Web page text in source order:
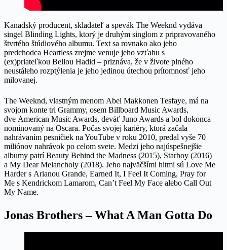
Kanadský producent, skladateľ a spevák The Weeknd vydáva
singel Blinding Lights, ktorý je druhým singlom z pripravovaného
štvrtého štúdiového albumu. Text sa rovnako ako jeho
predchodca Heartless zrejme venuje jeho vzťahu s
(ex)priateľkou Bellou Hadid – priznáva, že v živote plného
neustáleho rozptýlenia je jeho jedinou útechou prítomnosť jeho
milovanej.
The Weeknd, vlastným menom Abel Makkonen Tesfaye, má na
svojom konte tri Grammy, osem Billboard Music Awards,
dve American Music Awards, deväť Juno Awards a bol dokonca
nominovaný na Oscara. Počas svojej kariéry, ktorá začala
nahrávaním pesničiek na YouTube v roku 2010, predal vyše 70
miliónov nahrávok po celom svete. Medzi jeho najúspešnejšie
albumy patrí Beauty Behind the Madness (2015), Starboy (2016)
a My Dear Melancholy (2018). Jeho najväčšími hitmi sú Love Me
Harder s Arianou Grande, Earned It, I Feel It Coming, Pray for
Me s Kendrickom Lamarom, Can’t Feel My Face alebo Call Out
My Name.
Jonas Brothers – What A Man Gotta Do